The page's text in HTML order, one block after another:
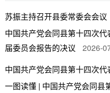
苏振主持召开县委常委会会议
中国共产党会同县第十四次
届委员会报告的决议
2026-
中国共产党会同县第十四次
一图读懂 | 中国共产党会同县